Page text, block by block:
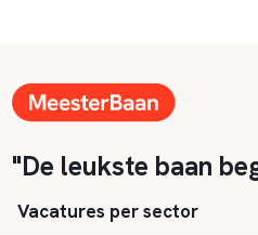
"De leukste baan
Vacatures per sector